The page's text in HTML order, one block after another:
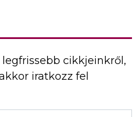
cikkjeinkről,
iratkozz fel